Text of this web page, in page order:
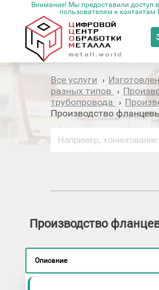
Внимание! Мы предоставили доступ
пользователям к контактам
Все услуги ›
разных типов
›
трубопровода
›
Производство
Производство
Описание